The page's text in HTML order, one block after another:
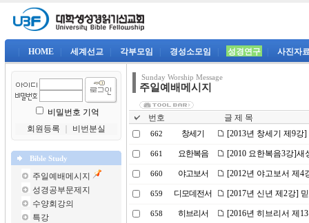
HOME 세계선교 각부모임 경성소모임 성경연구 사진자
비밀번호 기억
회원등록
비번분실
Bible Study
주일예배메시지
성경공부문제지
수양회강의
특강
Sunday Worship Message
주일예배메시지
번호 글 제 목
662 창세기 [2013년 창세기 제9강
661 요한복음 [2010 요한복음3강]새
660 야고보서 [2012년 야고보서 제4
659 디모데전서 [2017년 신년 제2강]
658 히브리서 [2016년 히브리서 제